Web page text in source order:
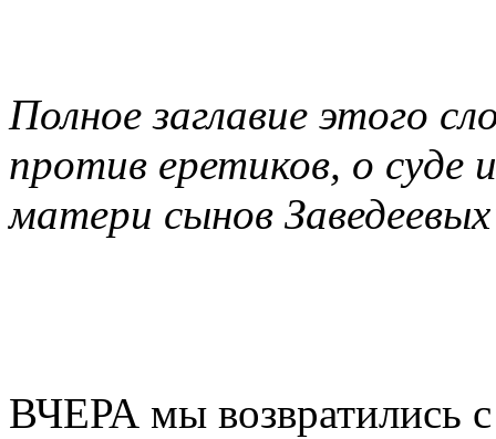
Полное заглавие этого
против еретиков, о суде
матери сынов
ВЧЕРА мы возвратились